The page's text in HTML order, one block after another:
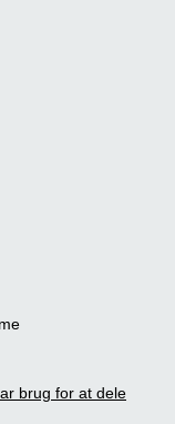
brug for at dele